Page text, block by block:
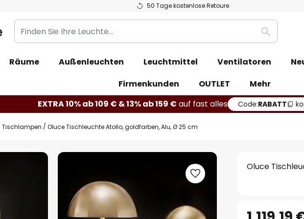
50 Tage kostenlose Retoure
Finden
Sie
Leuchte...
Suche
Räume Außenleuchten Leuchtmittel Ventilatoren
Firmenkunden
OUTLET
Mehr
EXTRA 10% ab 109 € & 13% ab 159 € auf fast alles Code:RABATT
Tischlampen Oluce Tischleuchte Atollo, goldfarben, Alu, Ø 25 cm
Oluce